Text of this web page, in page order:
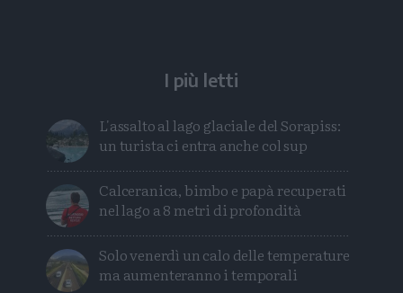
I più letti
L'assalto al lago glaciale del Sorapiss:
un turista ci entra anche col sup
Calceranica, bimbo e papà recuperati
nel lago a 8 metri di profondità
Solo venerdì un calo delle temperature
ma aumenteranno i temporali